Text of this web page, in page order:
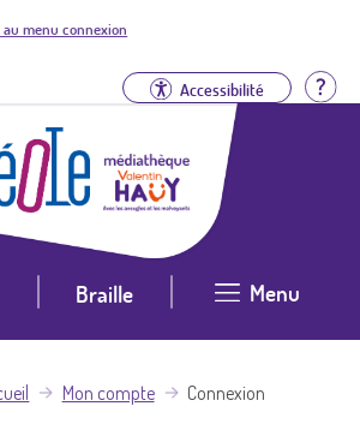
menu connexion
Accessibilité
Braille Menu
Mon compte Connexion